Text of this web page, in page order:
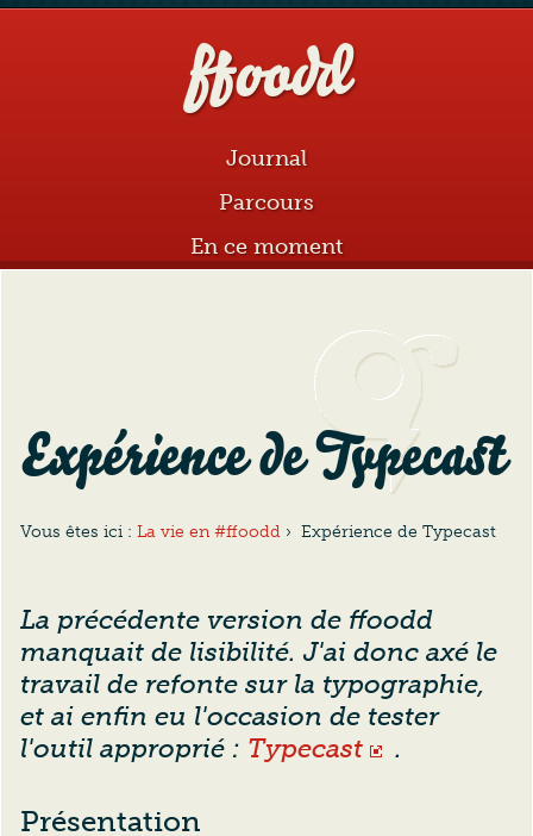
ffoodd
Journal
Parcours
En ce moment
Expérience de Typecast
Vous êtes ici : La vie en #ffoodd › Expérience de Typecast
La précédente version de ffoodd
manquait de lisibilité. J'ai donc axé le
travail de refonte sur la typographie,
et ai enfin eu l'occasion de tester
l'outil approprié : Typecast .
Présentation